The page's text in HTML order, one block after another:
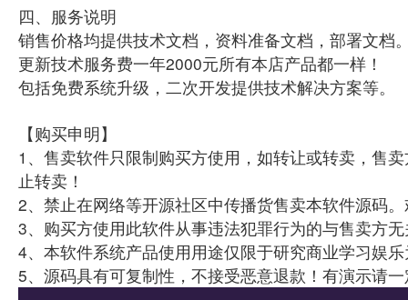
四、服务说明
销售价格均提供技术文档，资料准备文档，部署文档
更新技术服务费一年2000元所有本店产品都一样！
包括免费系统升级，二次开发提供技术解决方案等。
【购买申明】
1、售卖软件只限制购买方使用，如转让或转卖，售
止转卖！
2、禁止在网络等开源社区中传播货售卖本软件源码
3、购买方使用此软件从事违法犯罪行为的与售卖方
4、本软件系统产品使用用途仅限于研究商业学习娱
5、源码具有可复制性，不接受恶意退款！有演示请